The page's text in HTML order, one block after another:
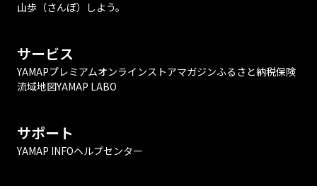
山歩（さんぽ）しよう。
サービス
YAMAPプレミアムオンラインストアマガジンふるさと納税保険
流域地図YAMAP LABO
サポート
YAMAP INFOヘルプセンター